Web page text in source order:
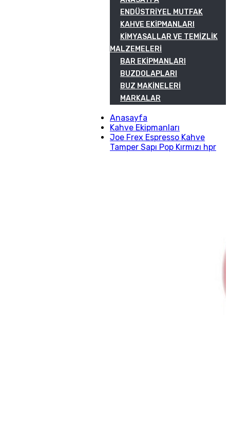
ENDÜSTRIYEL MUTFAK
KAHVE EKIPMANLARI
KIMYASALLAR VE TEMIZLIK
MALZEMELERI
BAR EKIPMANLARI
BUZDOLAPLARI
BUZ MAKINELERI
MARKALAR
Anasayfa
Kahve Ekipmanları
Joe Frex Espresso Kahve
Tamper Sapı Pop Kırmızı hpr